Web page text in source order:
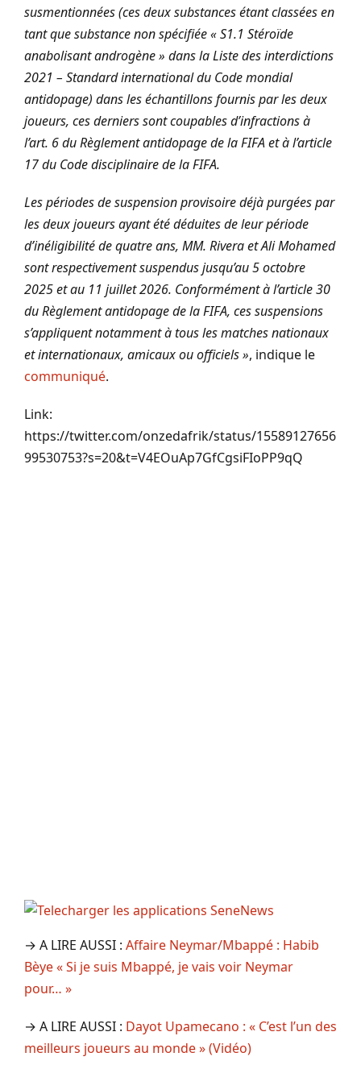
susmentionnées (ces deux substances étant classées en
tant que substance non spécifiée « S1.1 Stéroïde
anabolisant androgène » dans la Liste des interdictions
2021 – Standard international du Code mondial
antidopage) dans les échantillons fournis par les deux
joueurs, ces derniers sont coupables d’infractions à
l’art. 6 du Règlement antidopage de la FIFA et à l’article
17 du Code disciplinaire de la FIFA.
Les périodes de suspension provisoire déjà purgées par
les deux joueurs ayant été déduites de leur période
d’inéligibilité de quatre ans, MM. Rivera et Ali Mohamed
sont respectivement suspendus jusqu’au 5 octobre
2025 et au 11 juillet 2026. Conformément à l’article 30
du Règlement antidopage de la FIFA, ces suspensions
s’appliquent notamment à tous les matches nationaux
et internationaux, amicaux ou officiels », indique le
communiqué.
Link:
https://twitter.com/onzedafrik/status/15589127656
99530753?s=20&t=V4EOuAp7GfCgsiFIoPP9qQ
→ A LIRE AUSSI : Affaire Neymar/Mbappé : Habib
Bèye « Si je suis Mbappé, je vais voir Neymar
pour… »
→ A LIRE AUSSI : Dayot Upamecano : « C’est l’un des
meilleurs joueurs au monde » (Vidéo)